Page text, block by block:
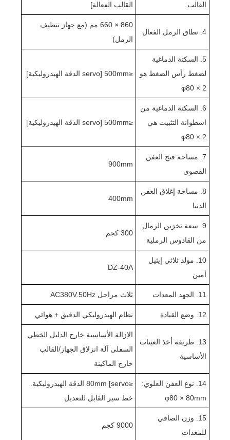
القالب
القالب الفعالة]
4. نطاق الرمل الفعال
860 × 660 مم (مع جهاز تنظيف
الرمل)
5. السكتة الدماغية
لضغط رأس الضغط هو
φ80 × 2
≤500mm [servo الدقة الهيدروليكية]
6. السكتة الدماغية من
اسطوانة التثبيت هي
φ80 × 2
≤500mm [servo الدقة الهيدروليكية]
7. مساحة فتح العفن
القصوى
900mm
8. مساحة إغلاق العفن
الدنيا
400mm
9. سعة تخزين الرمال
من القادوس الرملية
300 كجم
10. مولد ثلاثي إيثيل
أمين
DZ-40A
11. الجهد المعدات ثلاث مراحل AC380V.50Hz
12. وضع القيادة نظام الهيدروليكي الدقيق + هوائي
13. طريقة أخذ العينات
الأساسية
الإزالة الأساسية خارج الدليل الخطي
السفلى آلة انزلاق الجهاز/القالب
خارج الماكينة
14. نوع العفن العلوي:
φ80 × 80mm
≤80mm [servo الدقة الهيدروليكية.
خط سير القابل للتعديل
15. وزن الصافي
للمعدات
9000 كجم